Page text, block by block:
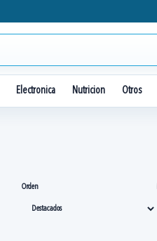
Electronica Nutricion Otros
Orden